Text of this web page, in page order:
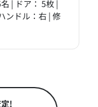
| ドア： 5枚 |
ンドル：右 | 修
!